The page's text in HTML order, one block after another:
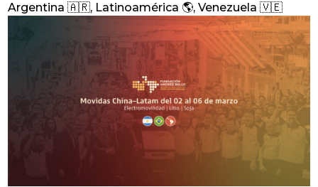
Argentina 🇦🇷, Latinoamérica 🌎,Venezuela 🇻🇪